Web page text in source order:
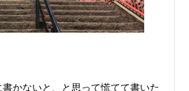
かないと、と思って慌てて書いた